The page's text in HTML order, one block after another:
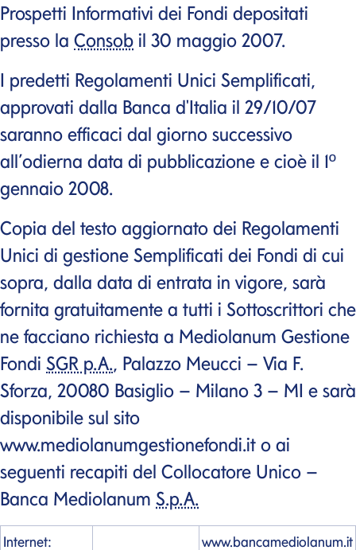
Prospetti Informativi dei Fondi depositati
presso la Consob il 30 maggio 2007.
I predetti Regolamenti Unici Semplificati,
approvati dalla Banca d'Italia il 29/10/07
saranno efficaci dal giorno successivo
all’odierna data di pubblicazione e cioè il 1º
gennaio 2008.
Copia del testo aggiornato dei Regolamenti
Unici di gestione Semplificati dei Fondi di cui
sopra, dalla data di entrata in vigore, sarà
fornita gratuitamente a tutti i Sottoscrittori che
ne facciano richiesta a Mediolanum Gestione
Fondi SGR p.A., Palazzo Meucci – Via F.
Sforza, 20080 Basiglio – Milano 3 – MI e sarà
disponibile sul sito
www.mediolanumgestionefondi.it o ai
seguenti recapiti del Collocatore Unico –
Banca Mediolanum S.p.A.
Internet:
www.bancamediolanum.it